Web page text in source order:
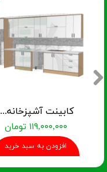
کابینت آشپزخانه آماده TK-01
۱۱۹,۰۰۰,۰۰۰ تومان
افزودن به سبد خرید